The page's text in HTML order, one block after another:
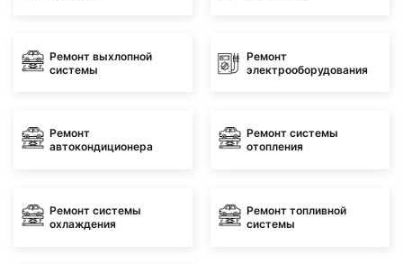
Ремонт выхлопной
системы
Ремонт
электрооборудования
Ремонт
автокондиционера
Ремонт системы
отопления
Ремонт системы
охлаждения
Ремонт топливной
системы